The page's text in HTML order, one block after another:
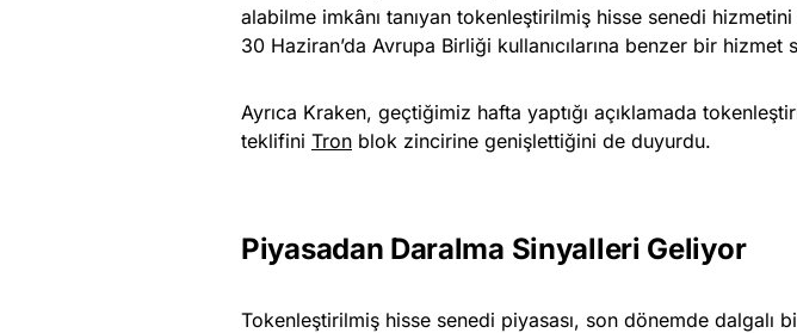
alabilme imkânı tanıyan tokenleştirilmiş hisse senedi
30 Haziran’da Avrupa Birliği kullanıcılarına benzer bir hizmet
Ayrıca Kraken, geçtiğimiz hafta yaptığı açıklamada
teklifini Tron blok zincirine genişlettiğini de duyurdu.
Piyasadan Daralma Sinyalleri Geliyor
Tokenleştirilmiş hisse senedi piyasası, son dönemde dalgalı